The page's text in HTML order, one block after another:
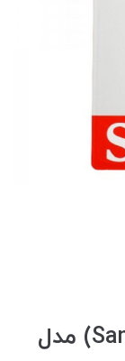
رم موبایل سن دیسک (SanDisk) مدل